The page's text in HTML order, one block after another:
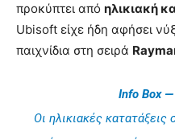
προκύπτει από ηλικιακή
Ubisoft είχε ήδη αφήσει
παιχνίδια στη σειρά
Info Box
Οι ηλικιακές κατατάξεις